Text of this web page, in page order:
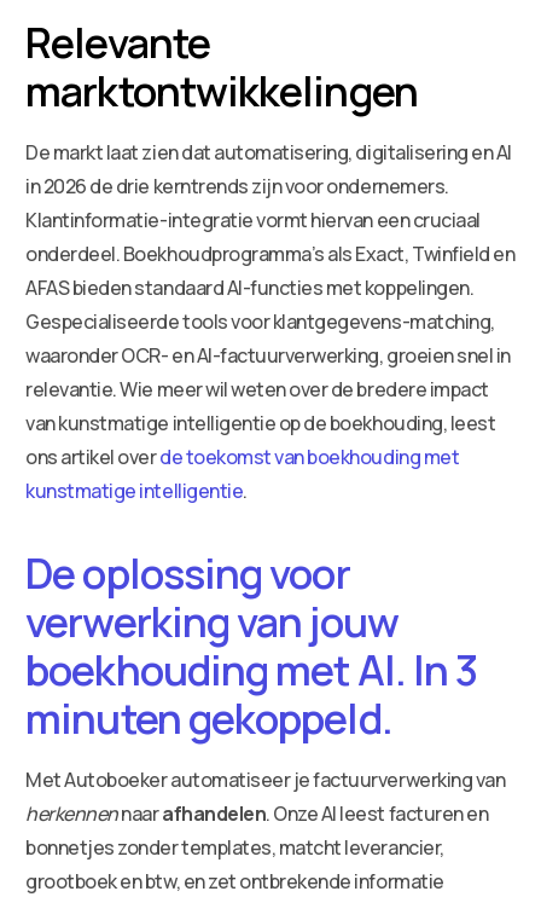
Relevante
marktontwikkelingen
De markt laat zien dat automatisering, digitalisering en AI
in 2026 de drie kerntrends zijn voor ondernemers.
Klantinformatie-integratie vormt hiervan een cruciaal
onderdeel. Boekhoudprogramma’s als Exact, Twinfield en
AFAS bieden standaard AI-functies met koppelingen.
Gespecialiseerde tools voor klantgegevens-matching,
waaronder OCR- en AI-factuurverwerking, groeien snel in
relevantie. Wie meer wil weten over de bredere impact
van kunstmatige intelligentie op de boekhouding, leest
ons artikel overde toekomst van boekhouding met
kunstmatige intelligentie.
De oplossing voor
verwerking van jouw
boekhouding met AI. In 3
minuten gekoppeld.
Met Autoboeker automatiseer je factuurverwerking van
herkennennaarafhandelen. Onze AI leest facturen en
bonnetjes zonder templates, matcht leverancier,
grootboek en btw, en zet ontbrekende informatie